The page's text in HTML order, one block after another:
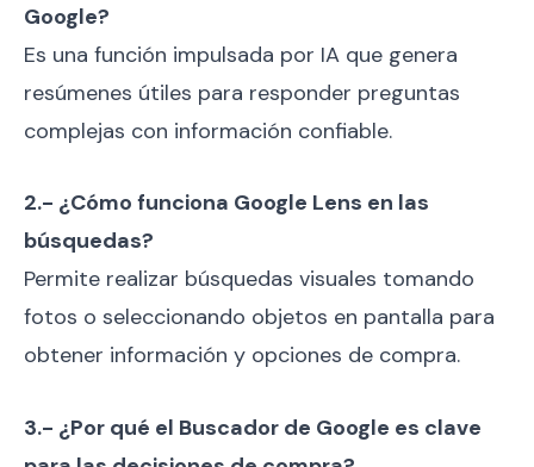
Google?
Es una función impulsada por IA que genera
resúmenes útiles para responder preguntas
complejas con información confiable.
2.- ¿Cómo funciona Google Lens en las
búsquedas?
Permite realizar búsquedas visuales tomando
fotos o seleccionando objetos en pantalla para
obtener información y opciones de compra.
3.- ¿Por qué el Buscador de Google es clave